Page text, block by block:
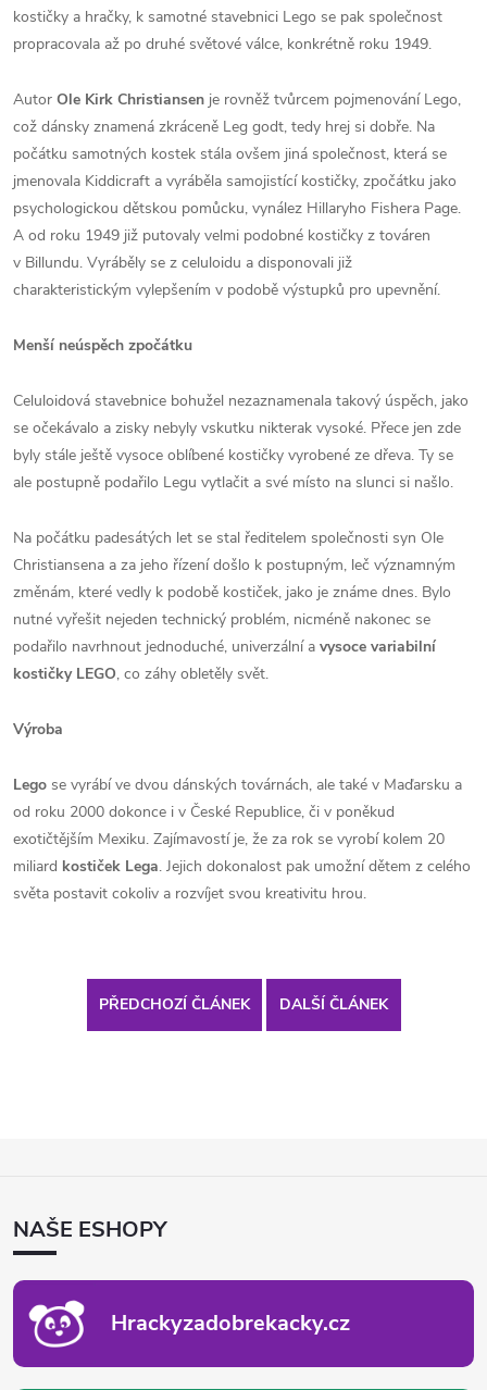
kostičky a hračky, k samotné stavebnici Lego se pak společnost
propracovala až po druhé světové válce, konkrétně roku 1949.
Autor Ole Kirk Christiansen je rovněž tvůrcem pojmenování Lego,
což dánsky znamená zkráceně Leg godt, tedy hrej si dobře. Na
počátku samotných kostek stála ovšem jiná společnost, která se
jmenovala Kiddicraft a vyráběla samojistící kostičky, zpočátku jako
psychologickou dětskou pomůcku, vynález Hillaryho Fishera Page.
A od roku 1949 již putovaly velmi podobné kostičky z továren
v Billundu. Vyráběly se z celuloidu a disponovali již
charakteristickým vylepšením v podobě výstupků pro upevnění.
Menší neúspěch zpočátku
Celuloidová stavebnice bohužel nezaznamenala takový úspěch, jako
se očekávalo a zisky nebyly vskutku nikterak vysoké. Přece jen zde
byly stále ještě vysoce oblíbené kostičky vyrobené ze dřeva. Ty se
ale postupně podařilo Legu vytlačit a své místo na slunci si našlo.
Na počátku padesátých let se stal ředitelem společnosti syn Ole
Christiansena a za jeho řízení došlo k postupným, leč významným
změnám, které vedly k podobě kostiček, jako je známe dnes. Bylo
nutné vyřešit nejeden technický problém, nicméně nakonec se
podařilo navrhnout jednoduché, univerzální a vysoce variabilní
kostičky LEGO, co záhy obletěly svět.
Výroba
Lego se vyrábí ve dvou dánských továrnách, ale také v Maďarsku a
od roku 2000 dokonce i v České Republice, či v poněkud
exotičtějším Mexiku. Zajímavostí je, že za rok se vyrobí kolem 20
miliard kostiček Lega. Jejich dokonalost pak umožní dětem z celého
světa postavit cokoliv a rozvíjet svou kreativitu hrou.
PŘEDCHOZÍ ČLÁNEK DALŠÍ ČLÁNEK
ANAŠE ESHOPY
Hrackyzadobrekacky.cz